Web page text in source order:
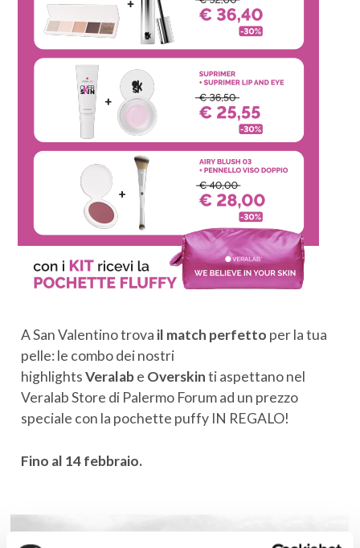
A San Valentino trova il match perfetto per la tua
pelle: le combo dei nostri
highlightsVeralabe Overskinti aspettano nel
Veralab Store di Palermo Forum ad un prezzo
speciale con la pochette puffy IN REGALO!
Fino al 14 febbraio.